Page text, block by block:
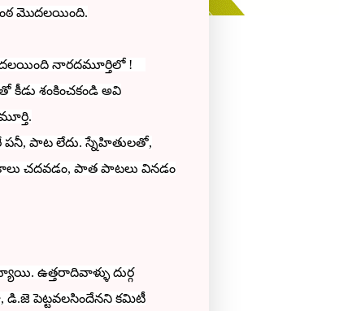
మొదలయింది.
నారదమూర్తిలో !
శంకించకండి అవి
.
పనీ, పాట లేదు.స్నేహితులతో,
చదవడం, పాత పాటలు వినడం
ఉత్తరాదివాళ్ళు దుర్గ
పెట్టవలసిందేనని కమిటీ